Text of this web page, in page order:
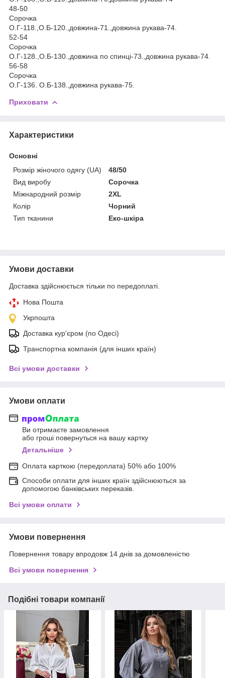
48-50
Сорочка
О.Г-118.,О.Б-120.,довжина-71.,довжина рукава-74.
52-54
Сорочка
О.Г-128.,О.Б-130.,довжина по спинці-73.,довжина рукава-74.
56-58
Сорочка
О.Г-136. О.Б-138.,довжина рукава-75.
Приховати
Характеристики
Основні
Розмір жіночого одягу (UA)
48/50
Вид виробу
Сорочка
Міжнародний розмір
2XL
Колір
Чорний
Тип тканини
Еко-шкіра
Умови доставки
Доставка здійснюється тільки по передоплаті.
Нова Пошта
Укрпошта
Доставка кур'єром (по Одесі)
Транспортна компанія (для інших країн)
Всі умови доставки
Умови оплати
Ви отримаєте замовлення
або гроші повернуться на вашу картку
Детальніше
Оплата карткою (передоплата) 50% або 100%
Способи оплати для інших країн здійснюються за
допомогою банківських переказів.
Всі умови оплати
Умови повернення
Повернення товару впродовж 14 днів за домовленістю
Всі умови повернення
Подібні товари компанії